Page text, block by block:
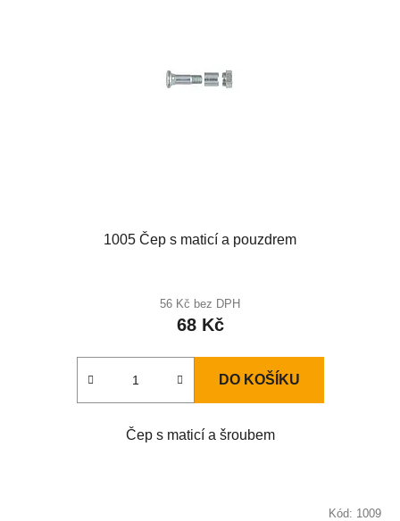
1005 Čep s maticí a pouzdrem
56 Kč bez DPH
68 Kč
DO KOŠÍKU
Čep s maticí a šroubem
Kód: 1009